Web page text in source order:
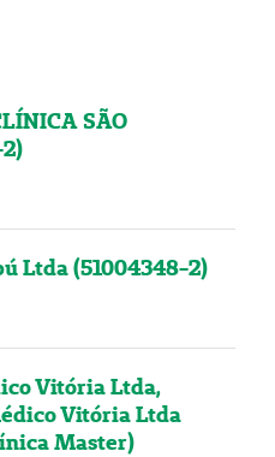
SÃO
Ltda (51004348-2)
Vitória Ltda,
Vitória Ltda
Master)